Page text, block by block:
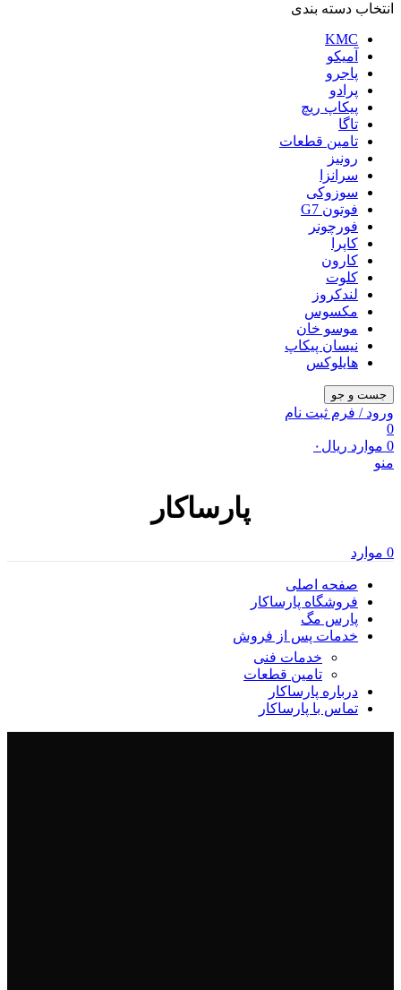
انتخاب دسته بندی
KMC
آمیکو
پاجرو
پرادو
پیکاپ ریچ
تاگا
تامین قطعات
رونیز
سرانزا
سوزوکی
فوتون G7
فورچونر
کاپرا
کارون
کلوت
لندکروز
مکسوس
موسو خان
نیسان پیکاپ
هایلوکس
جست و جو
ورود / فرم ثبت نام
0
0 موارد ریال ۰
منو
پارساکار
0 موارد
صفحه اصلی
فروشگاه پارساکار
پارس مگ
خدمات پس از فروش
خدمات فنی
تامین قطعات
درباره پارساکار
تماس با پارساکار